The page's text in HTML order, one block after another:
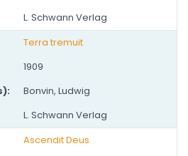
L. Schwann Verlag
Terra tremuit
1909
Bonvin, Ludwig
L. Schwann Verlag
Ascendit Deus